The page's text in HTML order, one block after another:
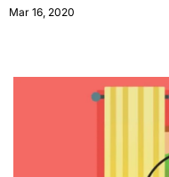
Mar 16, 2020